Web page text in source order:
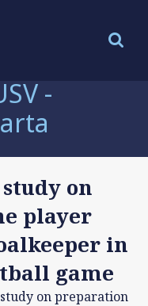
-
on
player
in
game
on preparation